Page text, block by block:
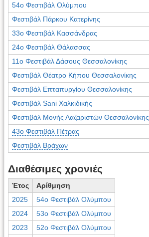
54ο Φεστιβάλ Ολύμπου
Φεστιβάλ Πάρκου Κατερίνης
33ο Φεστιβάλ Κασσάνδρας
24ο Φεστιβάλ Θάλασσας
11ο Φεστιβάλ Δάσους Θεσσαλονίκης
Φεστιβάλ Θέατρο Κήπου Θεσσαλονίκης
Φεστιβάλ Επταπυργίου Θεσσαλονίκης
Φεστιβάλ Sani Χαλκιδικής
Φεστιβάλ Μονής Λαζαριστών Θεσσαλονίκης
43ο Φεστιβάλ Πέτρας
Φεστιβάλ Βράχων
Διαθέσιμες χρονιές
Έτος
Αρίθμηση
2025
54ο Φεστιβάλ Ολύμπου
2024
53ο Φεστιβάλ Ολύμπου
2023
52ο Φεστιβάλ Ολύμπου